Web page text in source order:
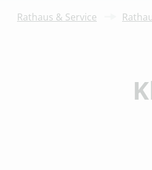
Rathaus & Service